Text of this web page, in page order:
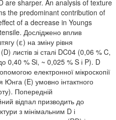
are sharper. An analysis of texture
the predominant contribution of
of a decrease in Youngs
Досліджено вплив
(ε) на зміну рівня
листів зі сталі DC04 (0,06 % C,
0,40 % Si, ~ 0,025 % S і P). D
електронної мікроскопії
Юнга (E) умовно інтактного
Попередній
відпал призводить до
з мінімальним D і